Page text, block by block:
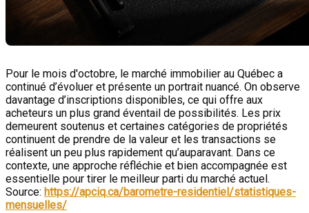
Pour le mois d'octobre, le marché immobilier au Québec a
continué d’évoluer et présente un portrait nuancé. On observe
davantage d’inscriptions disponibles, ce qui offre aux
acheteurs un plus grand éventail de possibilités. Les prix
demeurent soutenus et certaines catégories de propriétés
continuent de prendre de la valeur et les transactions se
réalisent un peu plus rapidement qu’auparavant. Dans ce
contexte, une approche réfléchie et bien accompagnée est
essentielle pour tirer le meilleur parti du marché actuel.
Source: https://apciq.ca/barometre-residentiel/statistiques-
mensuelles/